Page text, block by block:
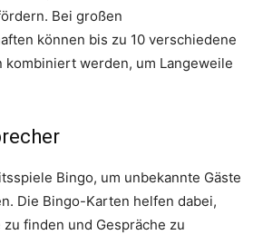
Bei großen
können bis zu 10 verschiedene
kombiniert werden, um Langeweile
Bingo, um unbekannte Gäste
Die Bingo-Karten helfen dabei,
finden und Gespräche zu